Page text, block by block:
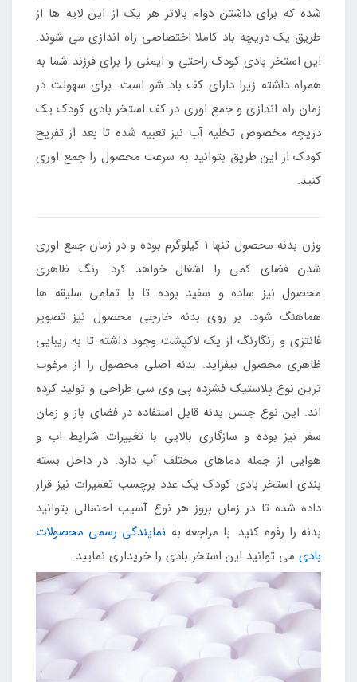
شده که برای داشتن دوام بالاتر هر یک از این لایه ها از
طریق یک دریچه باد کاملا اختصاصی راه اندازی می شوند.
این استخر بادی کودک راحتی و ایمنی را برای فرزند شما به
همراه داشته زیرا دارای کف باد شو است. برای سهولت در
زمان راه اندازی و جمع اوری در کف استخر بادی کودک یک
دریچه مخصوص تخلیه آب نیز تعبیه شده تا بعد از تفریح
کودک از این طریق بتوانید به سرعت محصول را جمع اوری
کنید.
وزن بدنه محصول تنها 1 کیلوگرم بوده و در زمان جمع اوری
شدن فضای کمی را اشغال خواهد کرد. رنگ ظاهری
محصول نیز ساده و سفید بوده تا با تمامی سلیقه ها
هماهنگ شود. بر روی بدنه خارجی محصول نیز تصویر
فانتزی و رنگارنگ از یک لاکپشت وجود داشته تا به زیبایی
ظاهری محصول بیفزاید. بدنه اصلی محصول را از مرغوب
ترین نوع پلاستیک فشرده پی وی سی طراحی و تولید کرده
اند. این نوع جنس بدنه قابل استفاده در فضای باز و زمان
سفر نیز بوده و سازگاری بالایی با تغییرات شرایط اب و
هوایی از جمله دماهای مختلف آب دارد. در داخل بسته
بندی استخر بادی کودک یک عدد برچسب تعمیرات نیز قرار
داده شده تا در زمان بروز هر نوع آسیب احتمالی بتوانید
بدنه را رفوه کنید. با مراجعه به نمایندگی رسمی محصولات
بادی می توانید این استخر بادی را خریداری نمایید.